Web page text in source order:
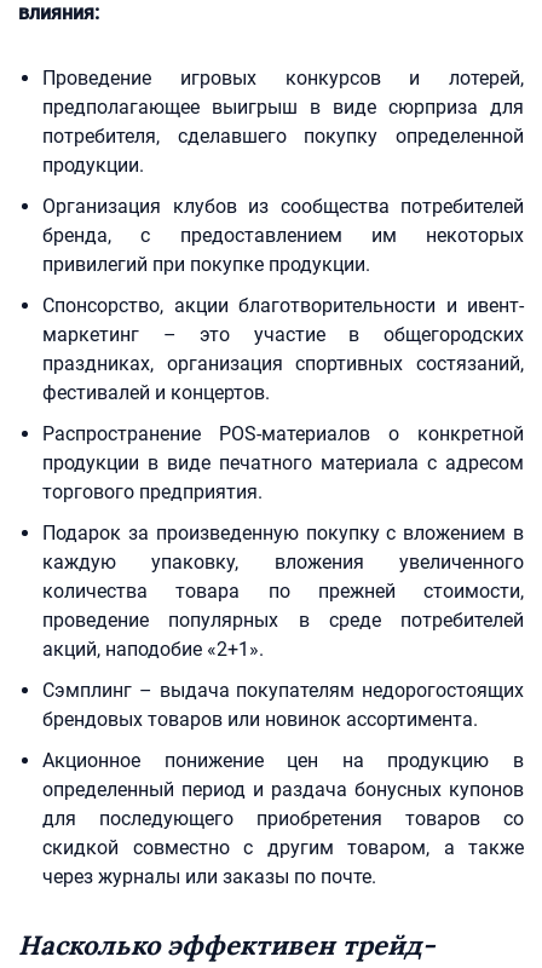
влияния:
Проведение игровых конкурсов и лотерей,
предполагающее выигрыш в виде сюрприза для
потребителя, сделавшего покупку определенной
продукции.
Организация клубов из сообщества потребителей
бренда, с предоставлением им некоторых
привилегий при покупке продукции.
Спонсорство, акции благотворительности и ивент-
маркетинг – это участие в общегородских
праздниках, организация спортивных состязаний,
фестивалей и концертов.
Распространение POS-материалов о конкретной
продукции в виде печатного материала с адресом
торгового предприятия.
Подарок за произведенную покупку с вложением в
каждую упаковку, вложения увеличенного
количества товара по прежней стоимости,
проведение популярных в среде потребителей
акций, наподобие «2+1».
Сэмплинг – выдача покупателям недорогостоящих
брендовых товаров или новинок ассортимента.
Акционное понижение цен на продукцию в
определенный период и раздача бонусных купонов
для последующего приобретения товаров со
скидкой совместно с другим товаром, а также
через журналы или заказы по почте.
Насколько эффективен трейд-